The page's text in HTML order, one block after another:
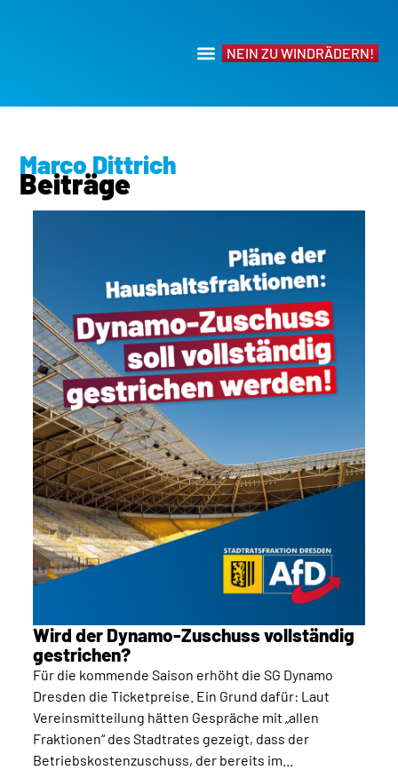
NEIN ZU WINDRÄDERN!
Marco Dittrich
Beiträge
Wird der Dynamo-Zuschuss vollständig
gestrichen?
Für die kommende Saison erhöht die SG Dynamo
Dresden die Ticketpreise. Ein Grund dafür: Laut
Vereinsmitteilung hätten Gespräche mit „allen
Fraktionen“ des Stadtrates gezeigt, dass der
Betriebskostenzuschuss, der bereits im...